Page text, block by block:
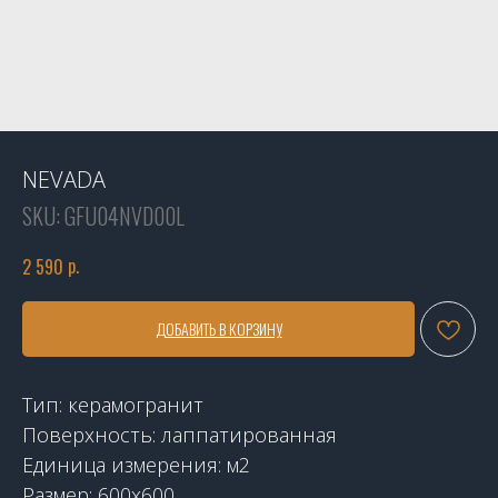
NEVADA
SKU:GFU04NVD00L
2 590 р.
ДОБАВИТЬ В КОРЗИНУ
Тип: керамогранит
Поверхность: лаппатированная
Единица измерения: м2